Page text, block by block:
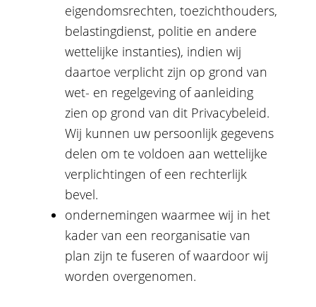
eigendomsrechten, toezichthouders,
belastingdienst, politie en andere
wettelijke instanties), indien wij
daartoe verplicht zijn op grond van
wet- en regelgeving of aanleiding
zien op grond van dit Privacybeleid.
Wij kunnen uw persoonlijk gegevens
delen om te voldoen aan wettelijke
verplichtingen of een rechterlijk
bevel.
ondernemingen waarmee wij in het
kader van een reorganisatie van
plan zijn te fuseren of waardoor wij
worden overgenomen.